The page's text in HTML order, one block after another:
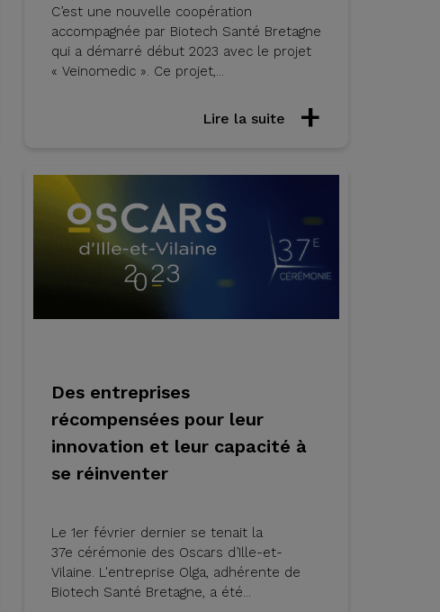
C’est une nouvelle coopération
accompagnée par Biotech Santé Bretagne
qui a démarré début 2023 avec le projet
« Veinomedic ». Ce projet,...
Lire la suite
Des entreprises
récompensées pour leur
innovation et leur capacité à
se réinventer
Le 1er février dernier se tenait la
37e cérémonie des Oscars d’Ille-et-
Vilaine. L'entreprise Olga, adhérente de
Biotech Santé Bretagne, a été...